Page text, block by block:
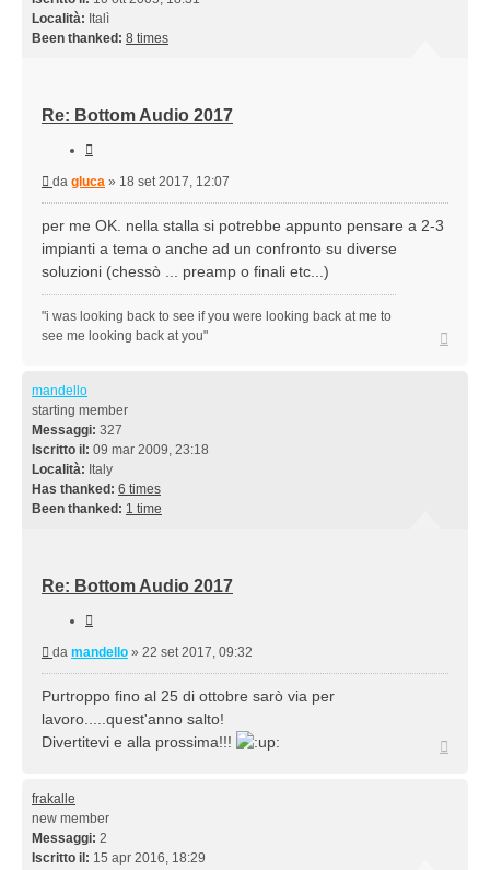
Località: Italì
Been thanked: 8 times
Re: Bottom Audio 2017
Messaggio
da gluca » 18 set 2017, 12:07
per me OK. nella stalla si potrebbe appunto pensare a 2-3
impianti a tema o anche ad un confronto su diverse
soluzioni (chessò ... preamp o finali etc...)
"i was looking back to see if you were looking back at me to
see me looking back at you"
mandello
starting member
Messaggi: 327
Iscritto il: 09 mar 2009, 23:18
Località: Italy
Has thanked: 6 times
Been thanked: 1 time
Re: Bottom Audio 2017
Messaggio
da mandello » 22 set 2017, 09:32
Purtroppo fino al 25 di ottobre sarò via per
lavoro.....quest'anno salto!
Divertitevi e alla prossima!!!
frakalle
new member
Messaggi: 2
Iscritto il: 15 apr 2016, 18:29